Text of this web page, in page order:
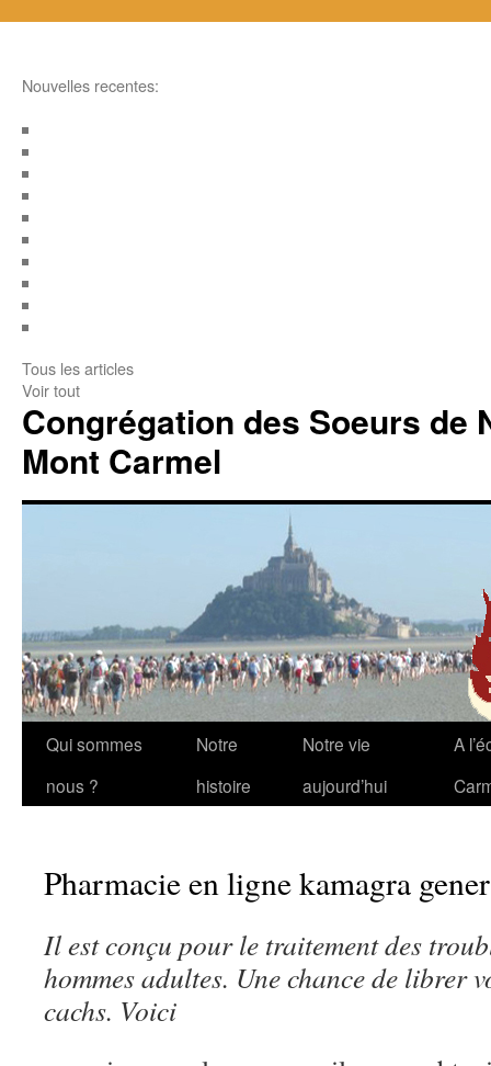
Nouvelles recentes:
Tous les articles
Voir tout
Congrégation des Soeurs de
Mont Carmel
Aller
Qui sommes
nous ?
Notre
histoire
Notre vie
aujourd’hui
A
Pharmacie en ligne kamagra
Il est conçu pour le traitementdes
hommes adultes. Une chance de librer
cachs. Voici